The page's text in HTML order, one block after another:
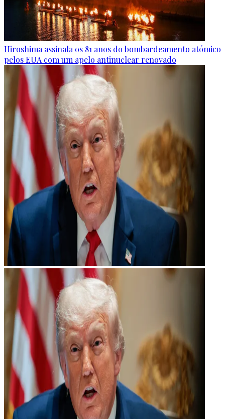
Hiroshima assinala os 81 anos do bombardeamento atómico
pelos EUA com um apelo antinuclear renovado